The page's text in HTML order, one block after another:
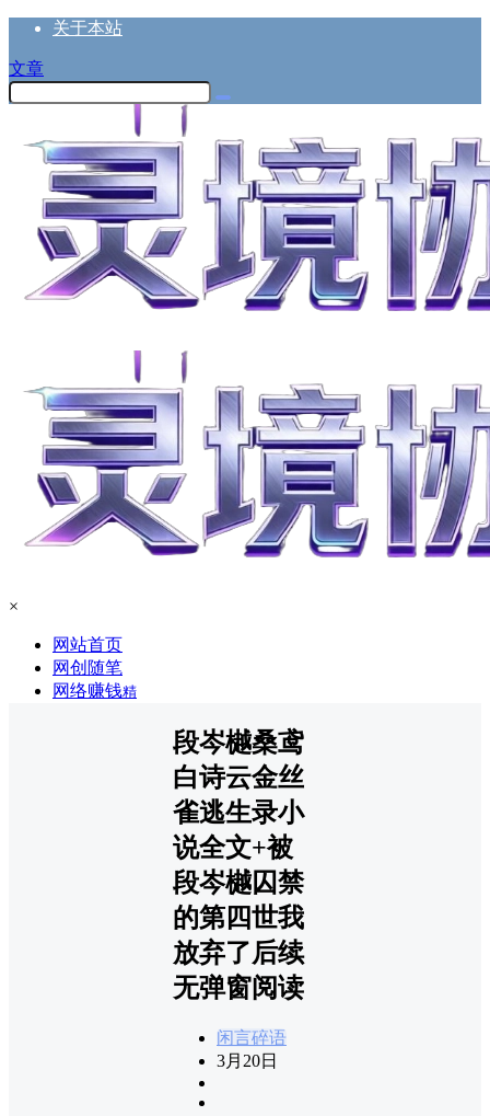
关于本站
文章
×
网站首页
网创随笔
网络赚钱精
段岑樾桑鸢
白诗云金丝
雀逃生录小
说全文+被
段岑樾囚禁
的第四世我
放弃了后续
无弹窗阅读
闲言碎语
3月20日